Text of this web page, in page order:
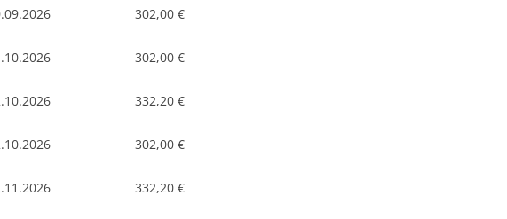
302,00 €
302,00 €
332,20 €
302,00 €
332,20 €